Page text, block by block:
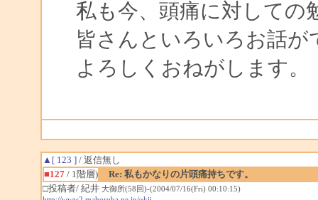
私も今、頭痛に対しての
皆さんといろいろお話
よろしくおねがします。
▲[ 123 ]/ 返信無し
■127/ 1階層)
Re: 私もかなりの片頭痛持ちです。
□投稿者/ 紀井 大御所(58回)-(2004/07/16(Fri) 00:10:15)